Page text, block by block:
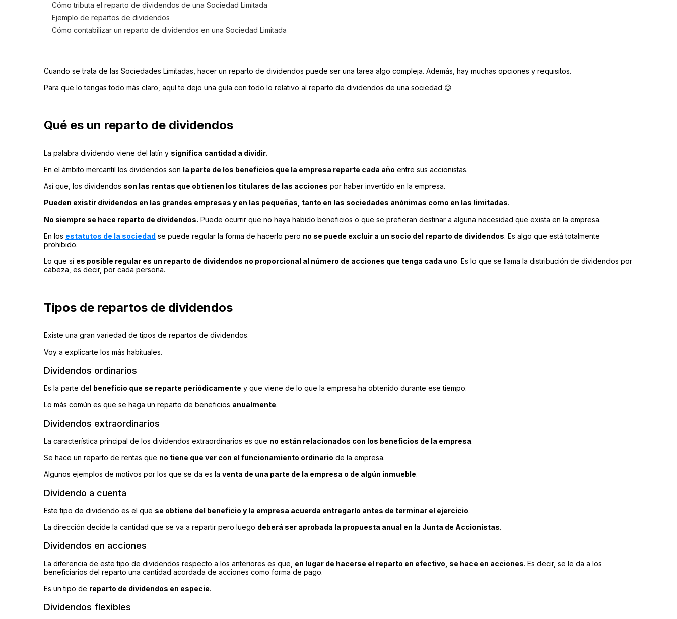
Cómo tributa el reparto de dividendos de una Sociedad Limitada
Ejemplo de repartos de dividendos
Cómo contabilizar un reparto de dividendos en una Sociedad Limitada
Cuando se trata de las Sociedades Limitadas, hacer un reparto de dividendos puede ser una tarea algo compleja. Además, hay muchas opciones y requisitos.
Para que lo tengas todo más claro, aquí te dejo una guía con todo lo relativo al reparto de dividendos de una sociedad 😉
Qué es un reparto de dividendos
La palabra dividendo viene del latín y significa cantidad a dividir.
En el ámbito mercantil los dividendos son la parte de los beneficios que la empresa reparte cada año entre sus accionistas.
Así que, los dividendos son las rentas que obtienen los titulares de las acciones por haber invertido en la empresa.
Pueden existir dividendos en las grandes empresas y en las pequeñas, tanto en las sociedades anónimas como en las limitadas.
No siempre se hace reparto de dividendos. Puede ocurrir que no haya habido beneficios o que se prefieran destinar a alguna necesidad que exista en la empresa.
En los estatutos de la sociedad se puede regular la forma de hacerlo pero no se puede excluir a un socio del reparto de dividendos. Es algo que está totalmente
prohibido.
Lo que sí es posible regular es un reparto de dividendos no proporcional al número de acciones que tenga cada uno. Es lo que se llama la distribución de dividendos por
cabeza, es decir, por cada persona.
Tipos de repartos de dividendos
Existe una gran variedad de tipos de repartos de dividendos.
Voy a explicarte los más habituales.
Dividendos ordinarios
Es la parte del beneficio que se reparte periódicamente y que viene de lo que la empresa ha obtenido durante ese tiempo.
Lo más común es que se haga un reparto de beneficios anualmente.
Dividendos extraordinarios
La característica principal de los dividendos extraordinarios es que no están relacionados con los beneficios de la empresa.
Se hace un reparto de rentas que no tiene que ver con el funcionamiento ordinario de la empresa.
Algunos ejemplos de motivos por los que se da es la venta de una parte de la empresa o de algún inmueble.
Dividendo a cuenta
Este tipo de dividendo es el que se obtiene del beneficio y la empresa acuerda entregarlo antes de terminar el ejercicio.
La dirección decide la cantidad que se va a repartir pero luego deberá ser aprobada la propuesta anual en la Junta de Accionistas.
Dividendos en acciones
La diferencia de este tipo de dividendos respecto a los anteriores es que, en lugar de hacerse el reparto en efectivo, se hace en acciones. Es decir, se le da a los
beneficiarios del reparto una cantidad acordada de acciones como forma de pago.
Es un tipo de reparto de dividendos en especie.
Dividendos flexibles